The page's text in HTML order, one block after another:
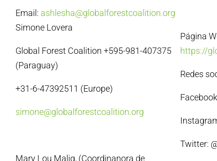
Email: ashlesha@globalforestcoalition.org
Simone Lovera
Global Forest Coalition +595-981-407375
(Paraguay)
+31-6-47392511 (Europe)
simone@globalforestcoalition.org
Mary Lou Malig, (Coordinanora de
Página
https://
Redes
Twitter: